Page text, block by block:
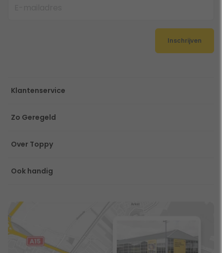
Inschrijven
Klantenservice
Zo Geregeld
Over Toppy
Ook handig